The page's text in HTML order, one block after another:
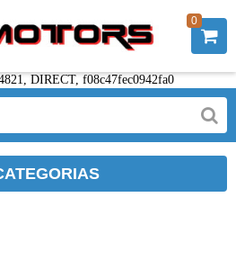
DIRECT, f08c47fec0942fa0
0